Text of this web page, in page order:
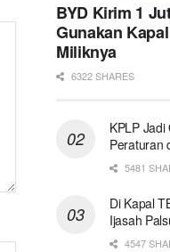
BYD Kirim 1
Gunakan
Miliknya
6322 SHARES
KPLP
Peraturan
5481
Di Kapal
Ijasah
4547